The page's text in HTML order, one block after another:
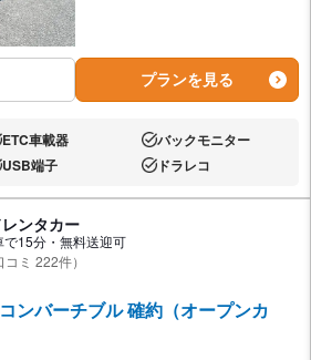
プランを見る
:
ETC車載器 あり:バックモニター
:
USB端子 あり:ドラレコ
ンタカー
15分・無料送迎可
コミ 222件）
ンバーチブル 確約（オープンカ